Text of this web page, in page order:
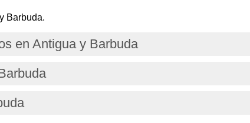
Barbuda.
en Antigua y Barbuda